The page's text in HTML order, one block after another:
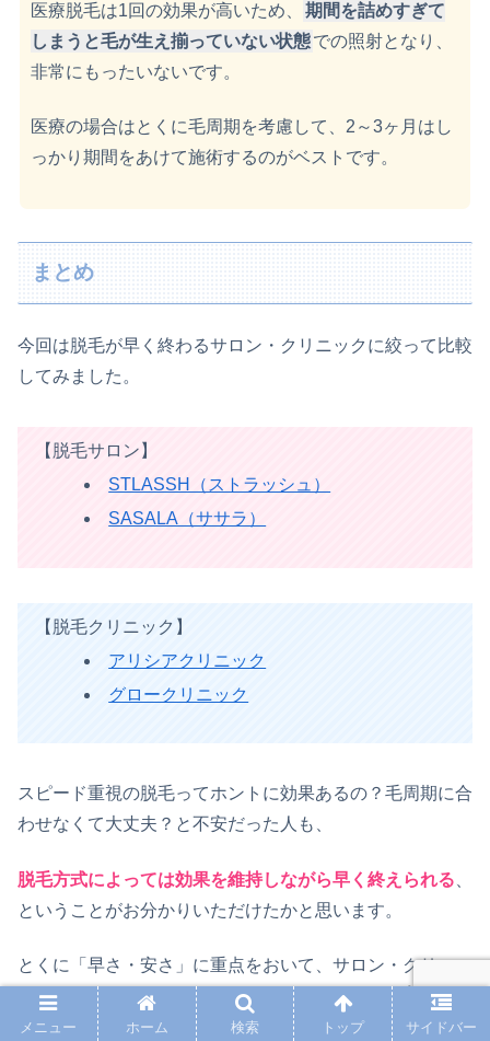
医療脱毛は1回の効果が高いため、
期間を詰めすぎて
しまうと毛が生え揃っていない状態での照射となり、
非常にもったいないです。
医療の場合はとくに毛周期を考慮して、2～3ヶ月はし
っかり期間をあけて施術するのがベストです。
まとめ
今回は脱毛が早く終わるサロン・クリニックに絞って比較
してみました。
【脱毛サロン】
STLASSH（ストラッシュ）
SASALA（ササラ）
【脱毛クリニック】
アリシアクリニック
グロークリニック
スピード重視の脱毛ってホントに効果あるの？毛周期に合
わせなくて大丈夫？と不安だった人も、
脱毛方式によっては効果を維持しながら早く終えられる
ということがお分かりいただけたかと思います。
とくに「早さ・安さ」に重点をおいて、サロン・クリニッ
クを探している方はぜひ参考にしてみてください👍
メニュー ホーム 検索 トップ サイドバー